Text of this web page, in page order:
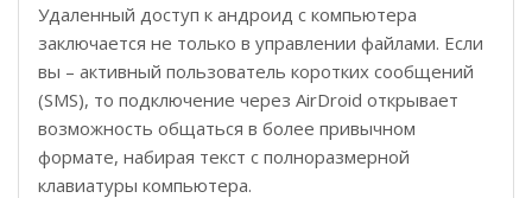
Удаленный доступ к андроид с компьютера
заключается не только в управлении файлами. Если
вы – активный пользователь коротких сообщений
(SMS), то подключение через AirDroid открывает
возможность общаться в более привычном
формате, набирая текст с полноразмерной
клавиатуры компьютера.